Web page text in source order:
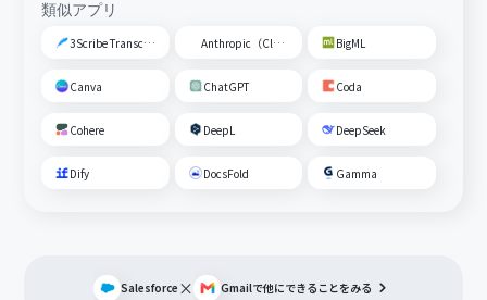
類似アプリ
3Scribe Transcription Anthropic（Claude） BigML
Canva ChatGPT Coda
Cohere DeepL DeepSeek
Dify DocsFold Gamma
Salesforce × Gmailで他にできることをみる